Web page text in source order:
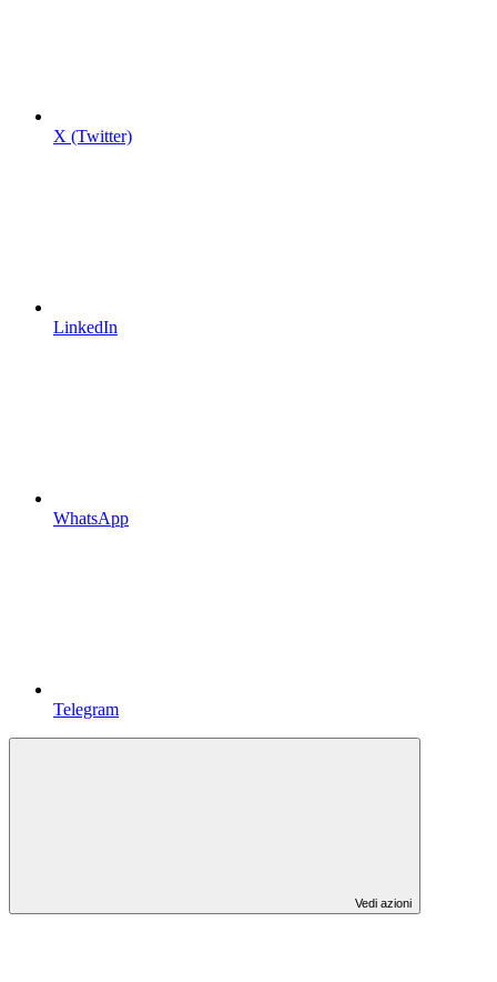
X (Twitter)
LinkedIn
WhatsApp
Telegram
Vedi azioni